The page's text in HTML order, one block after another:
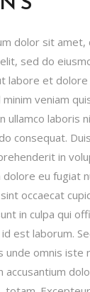
dolor sit
sed do
labore et dolore
minim veniam
ullamco laboris
consequat.
in
dolore eu fugiat
occaecat
in culpa qui
est laborum.
unde omnis iste
accusantium